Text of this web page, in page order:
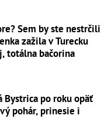
Sem by ste nestrčili
zažila v Turecku
totálna bačorina
Bystrica po roku opäť
pohár, prinesie i